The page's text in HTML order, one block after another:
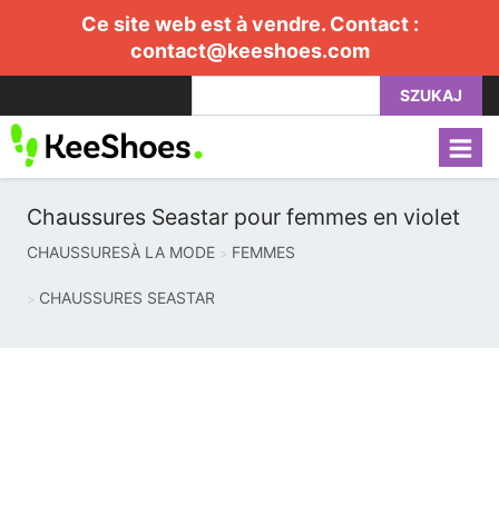
Ce site web est à vendre. Contact :
contact@keeshoes.com
SZUKAJ
Chaussures Seastar pour femmes en violet
CHAUSSURESÀ LA MODE FEMMES
CHAUSSURES SEASTAR